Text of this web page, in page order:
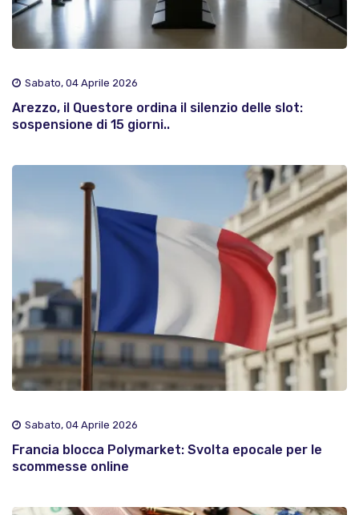
Sabato, 04 Aprile 2026
Arezzo, il Questore ordina il silenzio delle slot:
sospensione di 15 giorni..
Sabato, 04 Aprile 2026
Francia blocca Polymarket: Svolta epocale per le
scommesse online